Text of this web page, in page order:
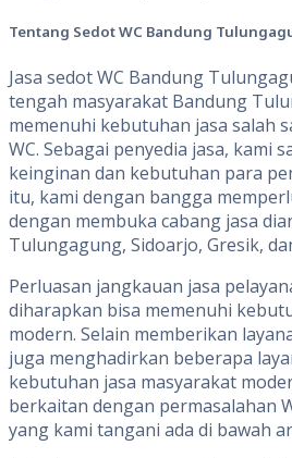
Tentang Sedot WC Bandung
Jasa sedot WC Bandung
tengah masyarakat Bandung
memenuhi kebutuhan jasa salah
WC. Sebagai penyedia jasa, kami
keinginan dan kebutuhan para
itu, kami dengan bangga
dengan membuka cabang jasa
Tulungagung, Sidoarjo, Gresik,
Perluasan jangkauan jasa
diharapkan bisa memenuhi
modern. Selain memberikan
juga menghadirkan beberapa
kebutuhan jasa masyarakat
berkaitan dengan permasalahan
yang kami tangani ada di bawah